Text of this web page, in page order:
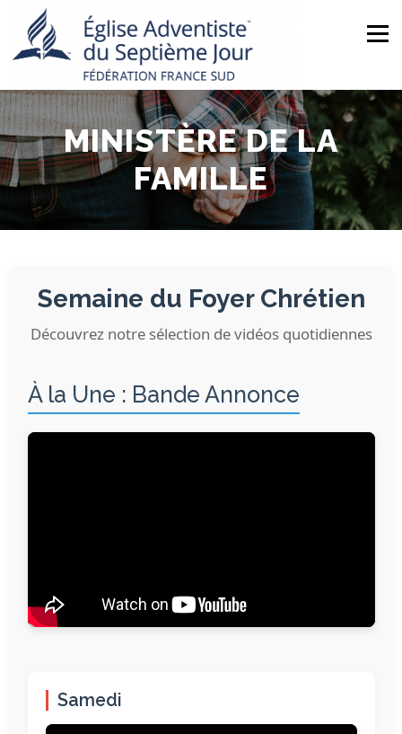
contenu
Menu
ACCUEIL NOUS CONNAÎTRE ACTUALITÉS
MINISTÈRES NOS ÉGLISES AGENDA
MINISTÈRE DE LA
FAMILLE
Semaine du Foyer Chrétien
Découvrez notre sélection de vidéos quotidiennes
À la Une : Bande Annonce
Samedi